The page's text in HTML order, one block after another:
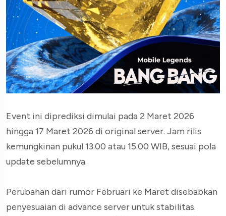
Event ini diprediksi dimulai pada 2 Maret 2026
hingga 17 Maret 2026 di original server. Jam rilis
kemungkinan pukul 13.00 atau 15.00 WIB, sesuai pola
update sebelumnya.
Perubahan dari rumor Februari ke Maret disebabkan
penyesuaian di advance server untuk stabilitas.